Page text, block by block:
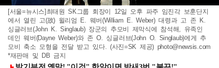
[서울=뉴시스]최태원 SK그룹 회장이 12일 오후 파주 임진각 보훈단지
에서 열린 고(故) 윌리엄 E. 웨버(William E. Weber) 대령과 고 존 K.
싱글러브(John K. Singlaub) 장군의 추모비 제막식에 참석해, 유족인
데인 웨버(Dayne Weber)와 존 O. 싱글러브(John O. Singlaub)에게 추
모비 축소 모형을 전달 받고 있다. (사진=SK 제공) photo@newsis.com
*재판매 및 DB 금지